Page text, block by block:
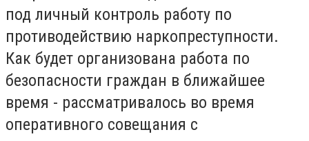
под личный контроль работу по
противодействию наркопреступности.
Как будет организована работа по
безопасности граждан в ближайшее
время - рассматривалось во время
оперативного совещания с